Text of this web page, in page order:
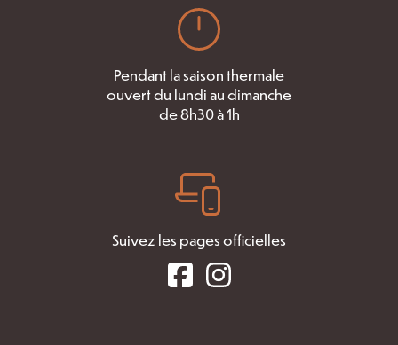
Pendant la saison thermale
ouvert du lundi au dimanche
de 8h30 à 1h
Suivez les pages officielles